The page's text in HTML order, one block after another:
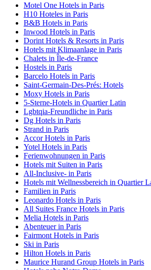
Motel One Hotels in Paris
H10 Hoteles in Paris
B&B Hotels in Paris
Inwood Hotels in Paris
Dorint Hotels & Resorts in Paris
Hotels mit Klimaanlage in Paris
Chalets in Île-de-France
Hostels in Paris
Barcelo Hotels in Paris
Saint-Germain-Des-Prés: Hotels
Moxy Hotels in Paris
5-Sterne-Hotels in Quartier Latin
Lgbtqia-Freundliche in Paris
Dg Hotels in Paris
Strand in Paris
Accor Hotels in Paris
Yotel Hotels in Paris
Ferienwohnungen in Paris
Hotels mit Suiten in Paris
All-Inclusive- in Paris
Hotels mit Wellnessbereich in Quartier
Familien in Paris
Leonardo Hotels in Paris
All Suites France Hotels in Paris
Melia Hotels in Paris
Abenteuer in Paris
Fairmont Hotels in Paris
Ski in Paris
Hilton Hotels in Paris
Maurice Hurand Group Hotels in Paris